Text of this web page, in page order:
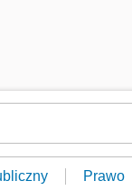
Prawo